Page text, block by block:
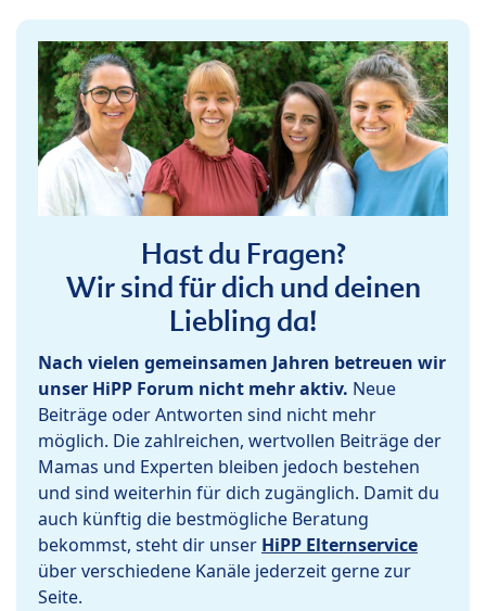
Hast du Fragen?
Wir sind für dich und deinen
Liebling da!
Nach vielen gemeinsamen Jahren betreuen wir
unser HiPP Forum nicht mehr aktiv. Neue
Beiträge oder Antworten sind nicht mehr
möglich. Die zahlreichen, wertvollen Beiträge der
Mamas und Experten bleiben jedoch bestehen
und sind weiterhin für dich zugänglich. Damit du
auch künftig die bestmögliche Beratung
bekommst, steht dir unser HiPP Elternservice
über verschiedene Kanäle jederzeit gerne zur
Seite.